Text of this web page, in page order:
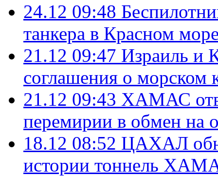
24.12 09:48
танкера в Красном
21.12 09:47 Израиль и
соглашения о морском
21.12 09:43 ХАМАС
перемирии в обмен на
18.12 08:52 ЦАХАЛ
истории тоннель